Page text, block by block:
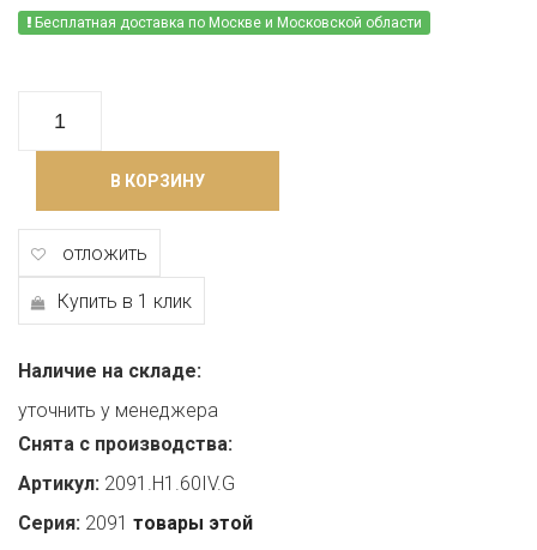
Бесплатная доставка по Москве и Московской области
В КОРЗИНУ
отложить
Купить в 1 клик
Наличие на складе:
уточнить у менеджера
Снята с производства:
Артикул: 2091.H1.60IV.G
Серия: 2091 товары этой